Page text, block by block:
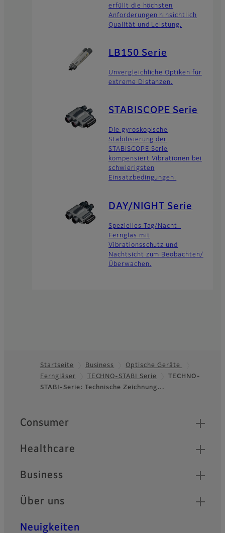
erfüllt die höchsten
Anforderungen hinsichtlich
Qualität und Leistung.
LB150 Serie
Unvergleichliche Optiken für
extreme Distanzen.
STABISCOPE Serie
Die gyroskopische
Stabilisierung der
STABISCOPE Serie
kompensiert Vibrationen bei
schwierigsten
Einsatzbedingungen.
DAY/NIGHT Serie
Spezielles Tag/Nacht-
Fernglas mit
Vibrationsschutz und
Nachtsicht zum Beobachten/
Überwachen.
Footer
Startseite Business
Optische Geräte
Ferngläser
TECHNO-STABI Serie
TECHNO-
STABI-Serie: Technische Zeichnung…
Quick Links
Consumer
Healthcare
Business
Über uns
Neuigkeiten